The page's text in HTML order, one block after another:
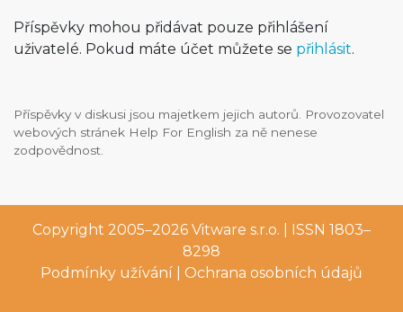
Příspěvky mohou přidávat pouze přihlášení
uživatelé. Pokud máte účet můžete se přihlásit.
Příspěvky v diskusi jsou majetkem jejich autorů. Provozovatel
webových stránek Help For English za ně nenese
zodpovědnost.
Copyright 2005–2026 Vitware s.r.o. | ISSN 1803–
8298
Podmínky užívání
Ochrana osobních údajů